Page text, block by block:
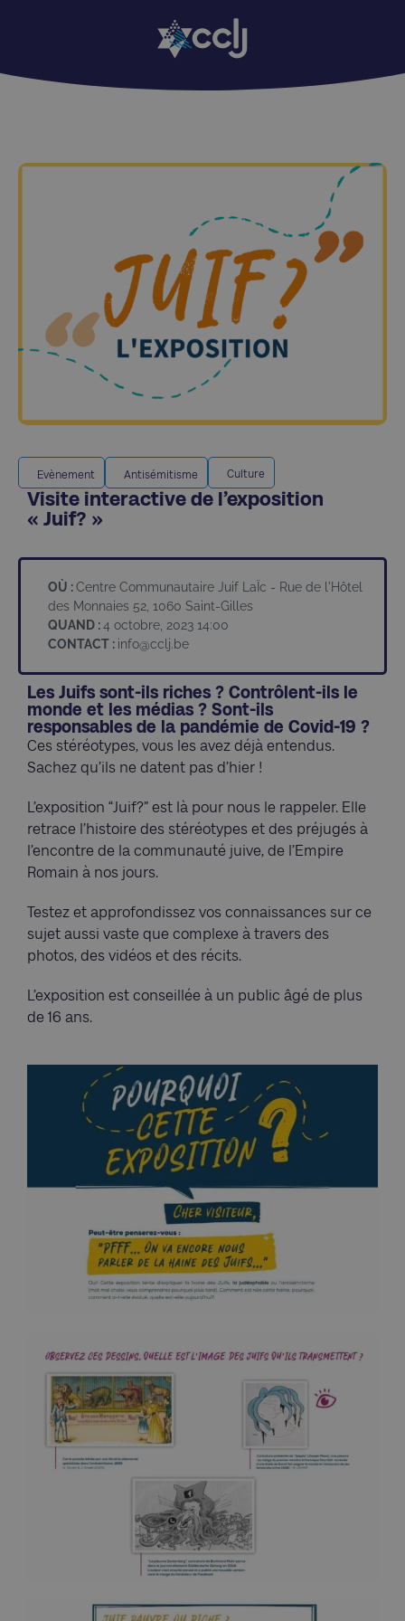
Evènement Antisémitisme Culture
Visite interactive de l’exposition
« Juif? »
OÙ :Centre Communautaire Juif LaÏc - Rue de l'Hôtel
des Monnaies 52, 1060 Saint-Gilles
QUAND :4 octobre, 2023 14:00
CONTACT : info@cclj.be
Les Juifs sont-ils riches ? Contrôlent-ils le
monde et les médias ? Sont-ils
responsables de la pandémie de Covid-19 ?
Ces stéréotypes, vous les avez déjà entendus.
Sachez qu’ils ne datent pas d’hier !
L’exposition “Juif?” est là pour nous le rappeler. Elle
retrace l’histoire des stéréotypes et des préjugés à
l’encontre de la communauté juive, de l’Empire
Romain à nos jours.
Testez et approfondissez vos connaissances sur ce
sujet aussi vaste que complexe à travers des
photos, des vidéos et des récits.
L’exposition est conseillée à un public âgé de plus
de 16 ans.